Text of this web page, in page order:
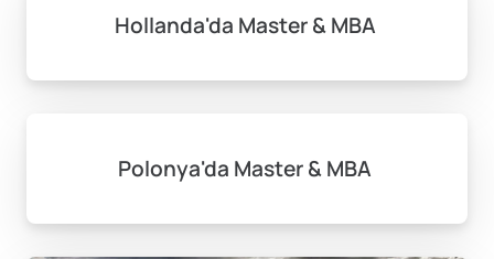
Hollanda'da Master & MBA
Polonya'da Master & MBA